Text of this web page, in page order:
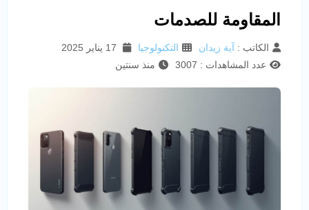
المقاومة للصدمات
الكاتب : آية زيدان التكنولوجيا
عدد المشاهدات : 3007
منذ سنتين